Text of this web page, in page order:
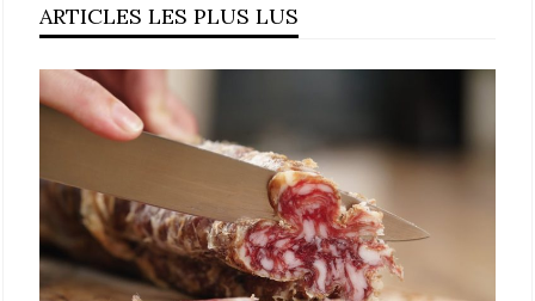
ARTICLES LES PLUS LUS